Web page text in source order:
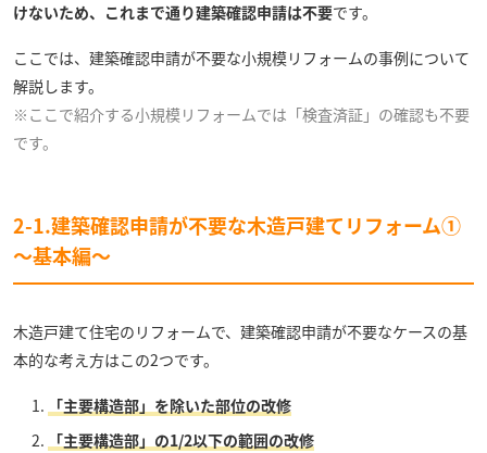
けないため、これまで通り建築確認申請は不要です。
ここでは、建築確認申請が不要な小規模リフォームの事例について
解説します。
※ここで紹介する小規模リフォームでは「検査済証」の確認も不要
です。
2-1.建築確認申請が不要な木造戸建てリフォーム①
〜基本編〜
木造戸建て住宅のリフォームで、建築確認申請が不要なケースの基
本的な考え方はこの2つです。
「主要構造部」を除いた部位の改修
「主要構造部」の1/2以下の範囲の改修